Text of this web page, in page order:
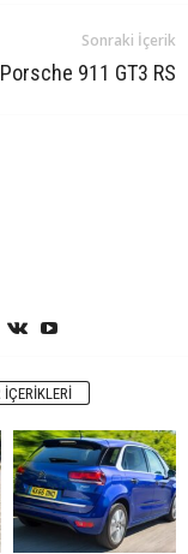
Sonraki İçerik
911 GT3 RS